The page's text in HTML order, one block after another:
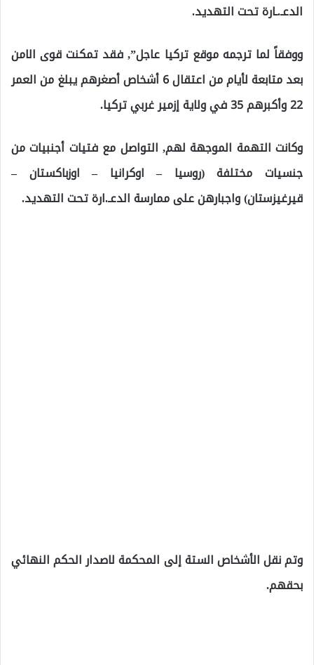
الدعـ.ـارة تحت التهديد.
ووفقاً لما ترجمه موقع تركيا عاجل”, فقد تمكنت قوى الامن
بعد متابعة لأيام من اعتقال 6 أشخاص أصغرهم يبلغ من العمر
22 وأكبرهم 35 في ولاية إزمير غربي تركيا.
وكانت التهمة الموجهة لهم, التواصل مع فتيات أجنبيات من
جنسيات مختلفة (روسيا – اوكرانيا – اوزباكستان –
قيرغيزستان) واجبارهن على ممارسة الدعـ.ارة تحت التهديد.
وتم نقل الأشخاص الستة إلى المحكمة لاصدار الحكم النهائي
بحقهم.